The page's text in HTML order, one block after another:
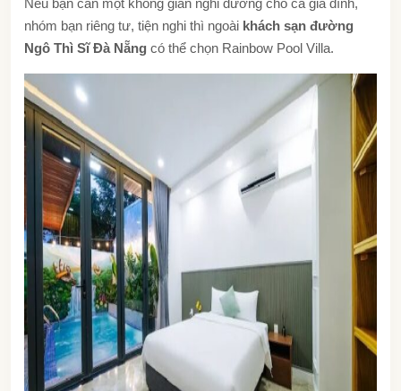
nhóm bạn riêng tư, tiện nghi thì ngoài khách sạn đường
Ngô Thì Sĩ Đà Nẵng có thể chọn Rainbow Pool Villa.